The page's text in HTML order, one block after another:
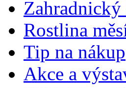
Zahradnický
Rostlina
Tip na nákup
Akce a